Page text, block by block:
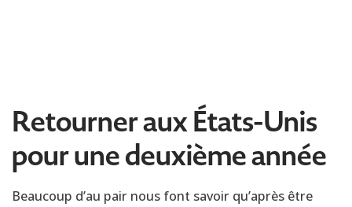
Retourner aux États-Unis
pour une deuxième année
Beaucoup d’au pair nous font savoir qu’après être